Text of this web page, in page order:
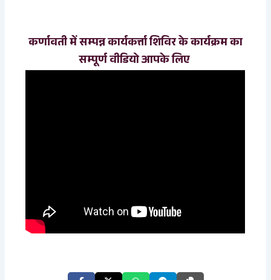
कर्णावती में सम्पन्न कार्यकर्त्ता शिविर के कार्यक्रम का
सम्पूर्ण वीडियो आपके लिए